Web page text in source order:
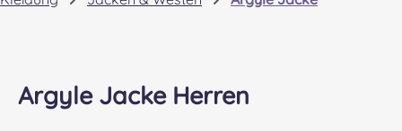
Argyle Jacke Herren